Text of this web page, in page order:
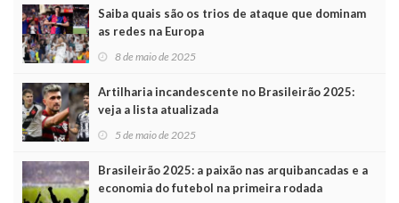
Saiba quais são os trios de ataque que dominam
as redes na Europa
8 de maio de 2025
Artilharia incandescente no Brasileirão 2025:
veja a lista atualizada
5 de maio de 2025
Brasileirão 2025: a paixão nas arquibancadas e a
economia do futebol na primeira rodada